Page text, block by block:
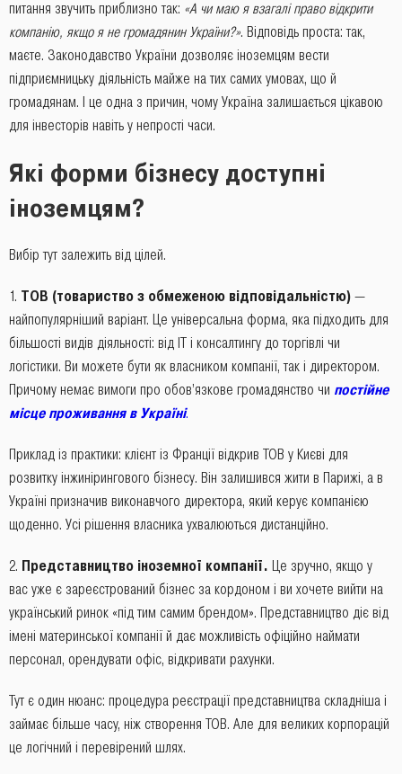
питання звучить приблизно так: «А чи маю я взагалі право відкрити
компанію, якщо я не громадянин України?». Відповідь проста: так,
маєте. Законодавство України дозволяє іноземцям вести
підприємницьку діяльність майже на тих самих умовах, що й
громадянам. І це одна з причин, чому Україна залишається цікавою
для інвесторів навіть у непрості часи.
Які форми бізнесу доступні
іноземцям?
Вибір тут залежить від цілей.
ТОВ (товариство з обмеженою відповідальністю) —
найпопулярніший варіант. Це універсальна форма, яка підходить для
більшості видів діяльності: від IT і консалтингу до торгівлі чи
логістики. Ви можете бути як власником компанії, так і директором.
Причому немає вимоги про обов’язкове громадянство чи постійне
місце проживання в Україні.
Приклад із практики: клієнт із Франції відкрив ТОВ у Києві для
розвитку інжинірингового бізнесу. Він залишився жити в Парижі, а в
Україні призначив виконавчого директора, який керує компанією
щоденно. Усі рішення власника ухвалюються дистанційно.
Представництво іноземної компанії. Це зручно, якщо у
вас уже є зареєстрований бізнес за кордоном і ви хочете вийти на
український ринок «під тим самим брендом». Представництво діє від
імені материнської компанії й дає можливість офіційно наймати
персонал, орендувати офіс, відкривати рахунки.
Тут є один нюанс: процедура реєстрації представництва складніша і
займає більше часу, ніж створення ТОВ. Але для великих корпорацій
це логічний і перевірений шлях.